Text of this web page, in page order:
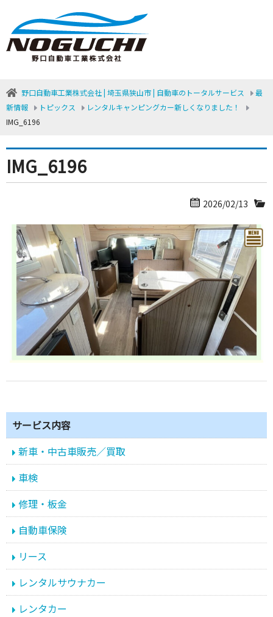
野口自動車工業株式会社 | 埼玉県狭山市 | 自動車のトータルサービス
最
新情報
トピックス
レンタルキャンピングカー新しくなりました！
IMG_6196
IMG_6196
2026/02/13
サービス内容
新車・中古車販売／買取
車検
修理・板金
自動車保険
リース
レンタルサウナカー
レンタカー